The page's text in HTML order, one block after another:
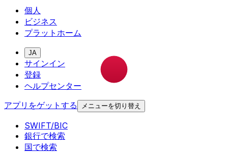
個人
ビジネス
プラットホーム
JA
サインイン
登録
ヘルプセンター
アプリをゲットする
メニューを切り替え
SWIFT/BIC
銀行で検索
国で検索